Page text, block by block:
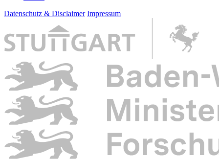
Datenschutz & Disclaimer Impressum